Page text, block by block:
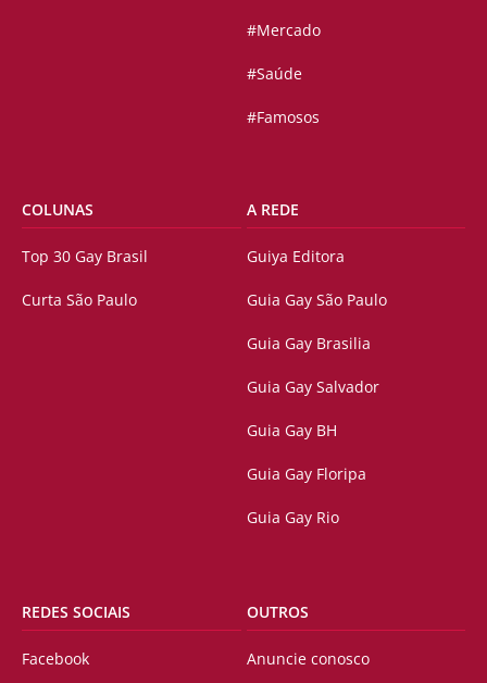
#Mercado
#Saúde
#Famosos
COLUNAS
Top 30 Gay Brasil
Curta São Paulo
A REDE
Guiya Editora
Guia Gay São Paulo
Guia Gay Brasilia
Guia Gay Salvador
Guia Gay BH
Guia Gay Floripa
Guia Gay Rio
REDES SOCIAIS
Facebook
OUTROS
Anuncie conosco